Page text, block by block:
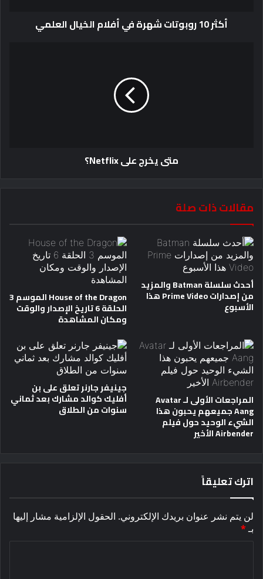
أكثر 10 روبوتات شهرة في أفلام الخيال العلمي
متى يخرج على Netflix؟
مقالات ذات صلة
أحدث سلسلة Batman والمزيد
من إصدارات Prime Video هذا
الأسبوع
House of the Dragon الموسم 3
الحلقة 6 تاريخ الإصدار والوقت
ومكان المشاهدة
المراجعات الأولى لـ Avatar
Aang جميعهم يحبون هذا
الشيء الوحيد حول فيلم
Airbender الأخير
جينيفر جارنر تعلق على بن
أفليك كوالد مشارك بعد ثماني
سنوات من الطلاق
اترك تعليقاً
لن يتم نشر عنوان بريدك الإلكتروني. الحقول الإلزامية مشار إليها
بـ*